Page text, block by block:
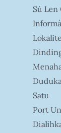
Sú
Satu
Port